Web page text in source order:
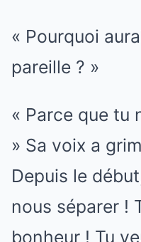
« Pourquoi
pareille ? »
« Parce que tu
» Sa voix a
Depuis le
nous séparer !
bonheur ! Tu